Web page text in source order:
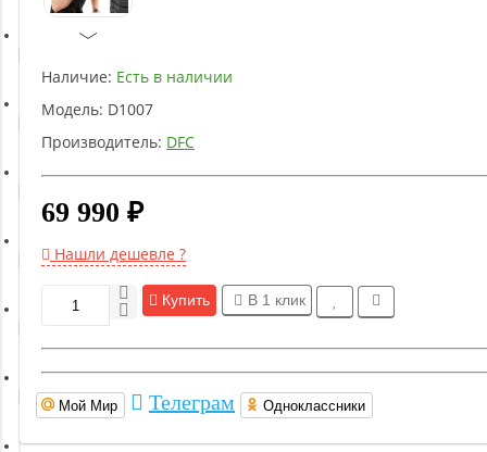
Аэробика и фитнес
Функциональный тренинг
Йога и пилатес
Бокс и единоборства
Наличие: Есть в наличии
Модель: D1007
Производитель: DFC
69 990 ₽
Нашли дешевле ?
Купить В 1 клик
Мой Мир Телеграм Одноклассники